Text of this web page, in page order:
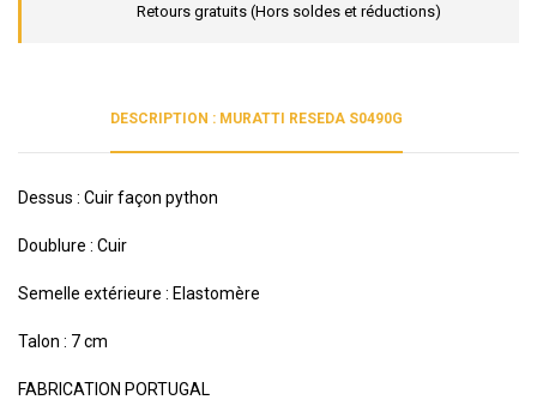
Retours gratuits (Hors soldes et réductions)
DESCRIPTION : MURATTI RESEDA S0490G
Dessus : Cuir façon python
Doublure : Cuir
Semelle extérieure : Elastomère
Talon : 7 cm
FABRICATION PORTUGAL